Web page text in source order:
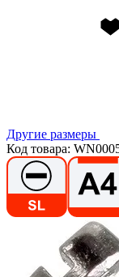
Другие размеры
Код товара: